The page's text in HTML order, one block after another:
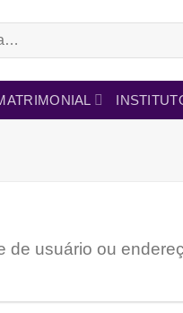
usuário ou